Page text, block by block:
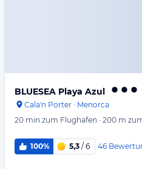
BLUESEA Playa Azul
Cala'n Porter · Menorca
20 min zum Flughafen · 200 m
100% 5,3 / 6 46